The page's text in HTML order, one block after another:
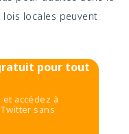
locales peuvent
pour tout
et accédez à
sans